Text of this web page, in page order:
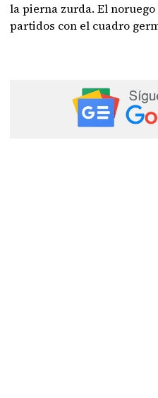
la pierna zurda. El
partidos con el cuadro